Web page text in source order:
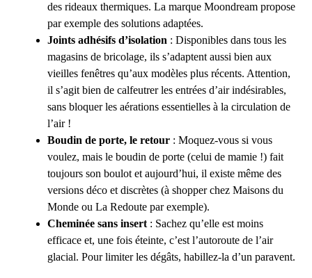
des rideaux thermiques. La marque Moondream propose
par exemple des solutions adaptées.
Joints adhésifs d’isolation : Disponibles dans tous les
magasins de bricolage, ils s’adaptent aussi bien aux
vieilles fenêtres qu’aux modèles plus récents. Attention,
il s’agit bien de calfeutrer les entrées d’air indésirables,
sans bloquer les aérations essentielles à la circulation de
l’air !
Boudin de porte, le retour : Moquez-vous si vous
voulez, mais le boudin de porte (celui de mamie !) fait
toujours son boulot et aujourd’hui, il existe même des
versions déco et discrètes (à shopper chez Maisons du
Monde ou La Redoute par exemple).
Cheminée sans insert : Sachez qu’elle est moins
efficace et, une fois éteinte, c’est l’autoroute de l’air
glacial. Pour limiter les dégâts, habillez-la d’un paravent.